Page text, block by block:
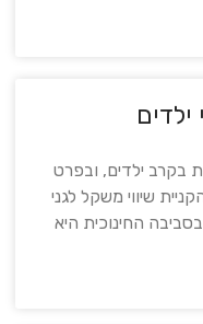
ילדים
בקרב ילדים, ובפרט
שיווי משקל לגני
החינוכית היא